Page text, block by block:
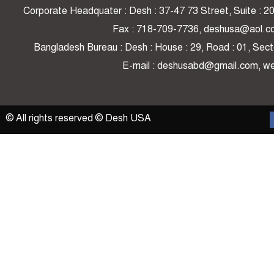
Corporate Headquater : Desh : 37-47 73 Street, Suite :
Fax : 718-709-7736,
Bangladesh Bureau : Desh : House : 29, Road : 01,
E-mail : deshusabd@gmail.com,
© All rights reserved © Desh USA